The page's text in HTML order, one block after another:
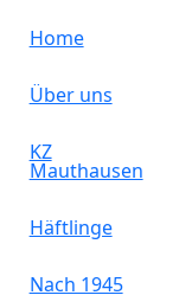
Home
Über uns
KZ
Mauthausen
Häftlinge
Nach 1945